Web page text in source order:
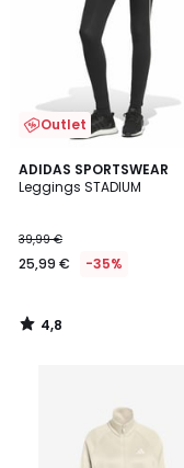
Outlet
ADIDAS SPORTSWEAR
Leggings STADIUM
39,99 €
25,99 € -35%
4,8
/ 5
4,8
/